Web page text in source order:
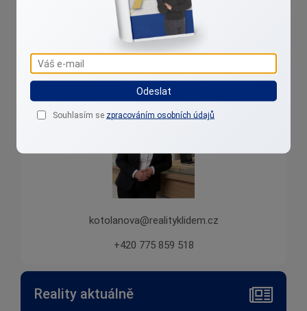
Irena Kotolanová
Přibližuji reality k lidem....
kotolanova@realityklidem.cz
+420 775 859 518
Reality aktuálně
Odeslat
Souhlasím se zpracováním osobních údajů